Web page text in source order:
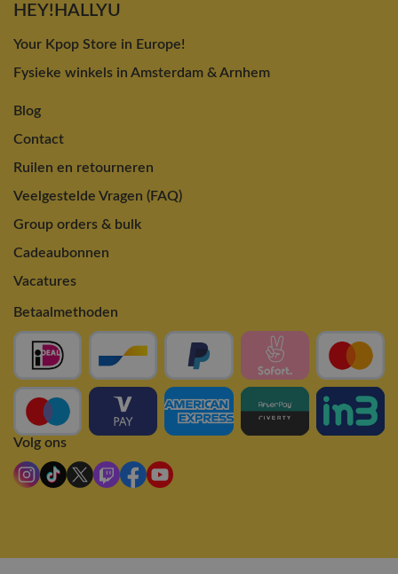
HEY!HALLYU
Your Kpop Store in Europe!
Fysieke winkels in Amsterdam & Arnhem
Blog
Contact
Ruilen en retourneren
Veelgestelde Vragen (FAQ)
Group orders & bulk
Cadeaubonnen
Vacatures
Betaalmethoden
Volg ons